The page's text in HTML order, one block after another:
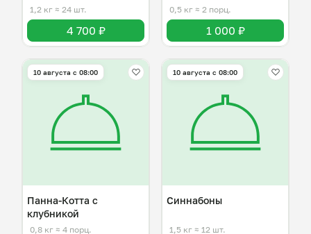
1,2 кг ≈ 24 шт.
4 700 ₽
ореховым соусом
0,5 кг ≈ 2 порц.
1 000 ₽
10 августа с 08:00
Панна-Котта с
клубникой
0,8 кг ≈ 4 порц.
10 августа с 08:00
Синнабоны
1,5 кг ≈ 12 шт.